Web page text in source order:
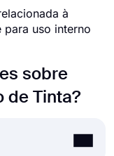
à
para uso interno
sobre
de Tinta?